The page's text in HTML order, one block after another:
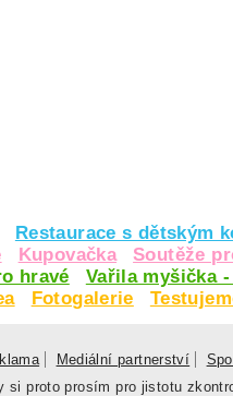
Restaurace s dětským
Kupovačka Soutěže
hravé Vařila myšička
Fotogalerie
Mediální partnerství
proto prosím pro jistotu